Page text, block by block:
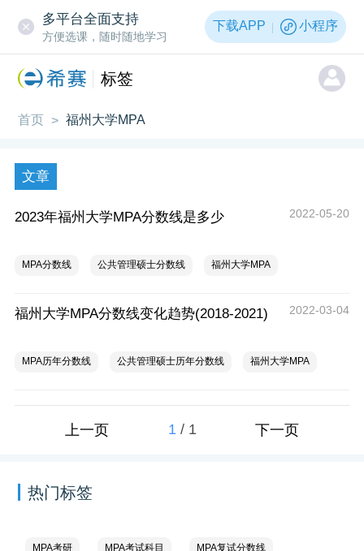
多平台全面支持
方便选课，随时随地学习
下载APP 小程序
标签
首页 > 福州大学MPA
文章
2023年福州大学MPA分数线是多少 2022-05-20
MPA分数线 公共管理硕士分数线 福州大学MPA
福州大学MPA分数线变化趋势(2018-2021) 2022-03-04
MPA历年分数线 公共管理硕士历年分数线 福州大学MPA
上一页 1 / 1 下一页
热门标签
MPA考研 MPA考试科目 MPA复试分数线